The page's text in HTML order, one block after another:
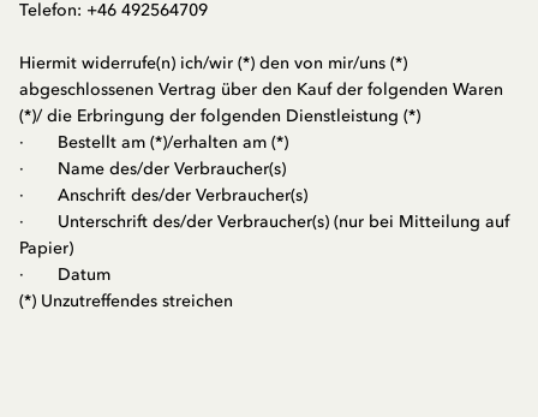
Telefon: +46 492564709
Hiermit widerrufe(n) ich/wir (*) den von mir/uns (*)
abgeschlossenen Vertrag über den Kauf der folgenden Waren
(*)/ die Erbringung der folgenden Dienstleistung (*)
· Bestellt am (*)/erhalten am (*)
· Name des/der Verbraucher(s)
· Anschrift des/der Verbraucher(s)
· Unterschrift des/der Verbraucher(s) (nur bei Mitteilung auf
Papier)
· Datum
(*) Unzutreffendes streichen